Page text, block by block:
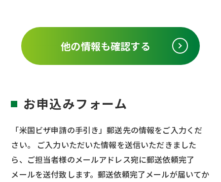
他の情報も確認する
お申込みフォーム
「米国ビザ申請の手引き」郵送先の情報をご入力くだ
さい。 ご入力いただいた情報を送信いただきました
ら、ご担当者様のメールアドレス宛に郵送依頼完了
メールを送付致します。郵送依頼完了メールが届いてか